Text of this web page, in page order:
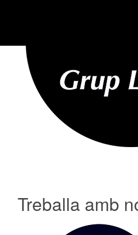
Treballa amb